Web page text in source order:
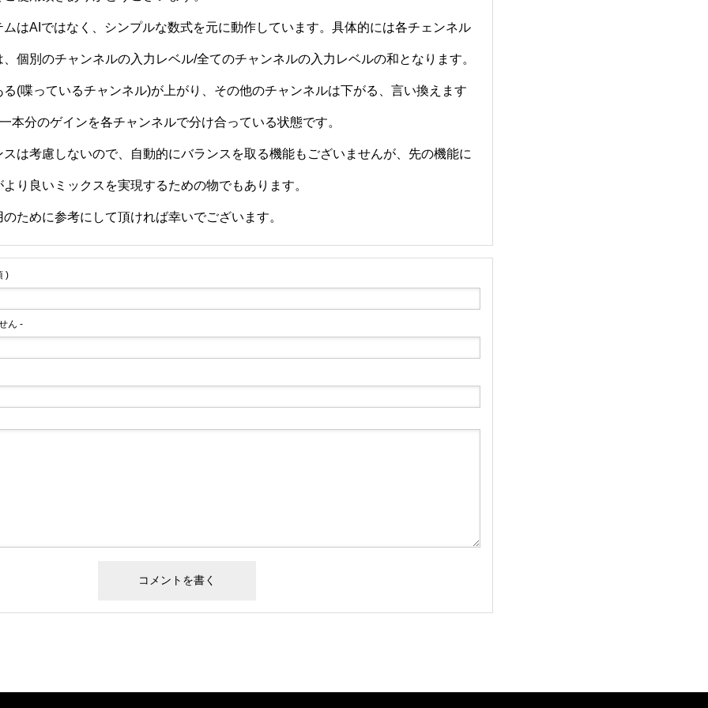
はAIではなく、シンプルな数式を元に動作しています。具体的には各チェンネル
個別のチャンネルの入力レベル/全てのチャンネルの入力レベルの和となります。
(喋っているチャンネル)が上がり、その他のチャンネルは下がる、言い換えます
本分のゲインを各チャンネルで分け合っている状態です。
は考慮しないので、自動的にバランスを取る機能もございませんが、先の機能に
り良いミックスを実現するための物でもあります。
ために参考にして頂ければ幸いでございます。
)
ん -